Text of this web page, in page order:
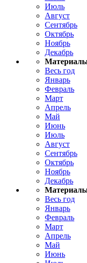
Июль
Август
Сентябрь
Октябрь
Ноябрь
Декабрь
Материалы
Весь год
Январь
Февраль
Март
Апрель
Май
Июнь
Июль
Август
Сентябрь
Октябрь
Ноябрь
Декабрь
Материалы
Весь год
Январь
Февраль
Март
Апрель
Май
Июнь